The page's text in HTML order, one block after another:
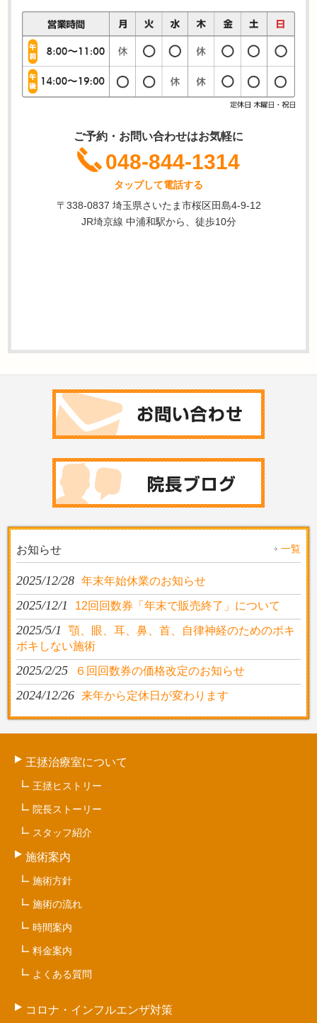
ご予約・お問い合わせはお気軽に
048-844-1314
タップして電話する
〒338-0837 埼玉県さいたま市桜区田島4-9-12
JR埼京線 中浦和駅から、徒歩10分
お知らせ 一覧
2025/12/28 年末年始休業のお知らせ
2025/12/1 12回回数券「年末で販売終了」について
2025/5/1
顎、眼、耳、鼻、首、自律神経のためのボキ
ボキしない施術
2025/2/25 ６回回数券の価格改定のお知らせ
2024/12/26 来年から定休日が変わります
王拯治療室について
王拯ヒストリー
院長ストーリー
スタッフ紹介
施術案内
施術方針
施術の流れ
時間案内
料金案内
よくある質問
コロナ・インフルエンザ対策